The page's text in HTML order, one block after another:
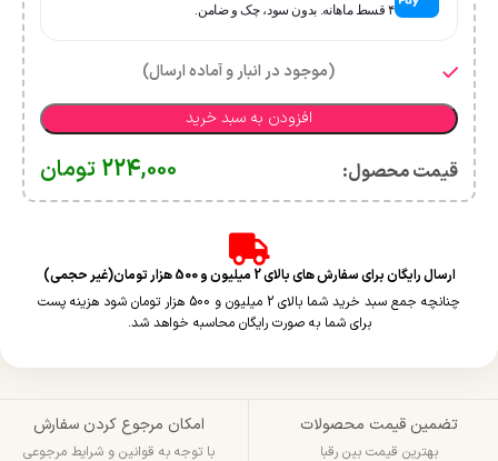
۴ قسط ماهانه. بدون سود، چک و ضامن.
(موجود در انبار و آماده ارسال)
افزودن به سبد خرید
قیمت محصول:​ 224,000 تومان
ارسال رایگان برای سفارش های بالای 2 میلیون و 500 هزار تومان(غیر حجمی)
چنانچه جمع سبد خرید شما بالای 2 میلیون و 500 هزار تومان شود هزینه پست
برای شما به صورت رایگان محاسبه خواهد شد.
تضمین قیمت محصولات
بهترین قیمت بین رقبا
امکان مرجوع کردن سفارش
با توجه به قوانین و شرایط مرجوعی